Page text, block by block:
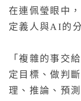
在連佩瑩眼中
定義人與AI的
「複雜的事交
定目標、做判
理、推論、預